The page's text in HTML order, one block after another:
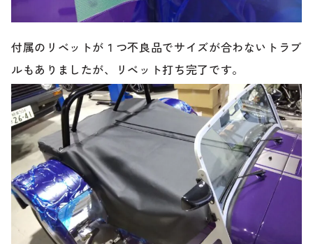
付属のリベットが１つ不良品でサイズが合わないトラブ
ルもありましたが、リベット打ち完了です。